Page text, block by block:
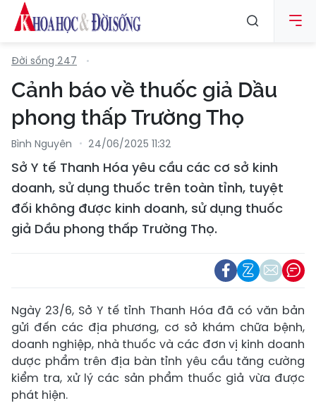
Đời sống 247
Cảnh báo về thuốc giả Dầu
phong thấp Trường Thọ
Bình Nguyên 24/06/2025 11:32
Sở Y tế Thanh Hóa yêu cầu các cơ sở kinh
doanh, sử dụng thuốc trên toàn tỉnh, tuyệt
đối không được kinh doanh, sử dụng thuốc
giả Dầu phong thấp Trường Thọ.
Ngày 23/6, Sở Y tế tỉnh Thanh Hóa đã có văn bản
gửi đến các địa phương, cơ sở khám chữa bệnh,
doanh nghiệp, nhà thuốc và các đơn vị kinh doanh
dược phẩm trên địa bàn tỉnh yêu cầu tăng cường
kiểm tra, xử lý các sản phẩm thuốc giả vừa được
phát hiện.